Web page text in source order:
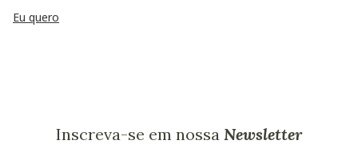
Eu quero
Inscreva-se em nossa Newsletter